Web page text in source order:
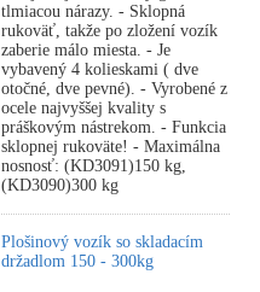
tlmiacou nárazy. - Sklopná
rukoväť, takže po zložení vozík
zaberie málo miesta. - Je
vybavený 4 kolieskami ( dve
otočné, dve pevné). - Vyrobené z
ocele najvyššej kvality s
práškovým nástrekom. - Funkcia
sklopnej rukoväte! - Maximálna
nosnosť: (KD3091)150 kg,
(KD3090)300 kg
Plošinový vozík so skladacím
držadlom 150 - 300kg